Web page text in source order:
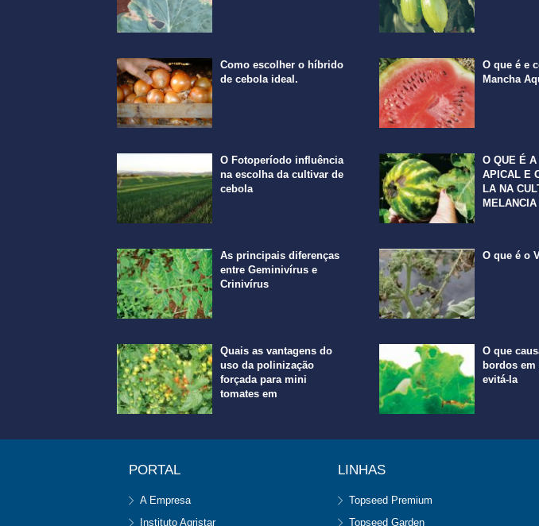
Como escolher o híbrido
de cebola ideal.
O que é e
Mancha
O Fotoperíodo influência
na escolha da cultivar de
cebola
O QUE É A
APICAL E
LA NA
MELANCIA
As principais diferenças
entre Geminivírus e
Crinivírus
O que é o
Quais as vantagens do
uso da polinização
forçada para mini
tomates em
O que
bordos em
evitá-la
PORTAL
A Empresa
Instituto Agristar
LINHAS
Topseed Premium
Topseed Garden